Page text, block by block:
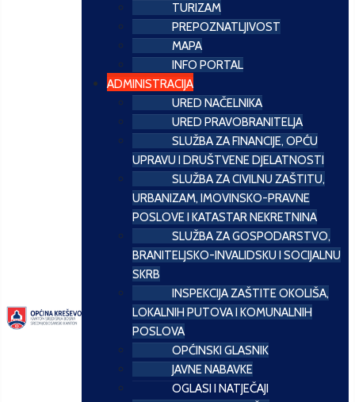
TURIZAM
PREPOZNATLJIVOST
MAPA
INFO PORTAL
ADMINISTRACIJA
URED NAČELNIKA
URED PRAVOBRANITELJA
SLUŽBA ZA FINANCIJE, OPĆU
UPRAVU I DRUŠTVENE DJELATNOSTI
SLUŽBA ZA CIVILNU ZAŠTITU,
URBANIZAM, IMOVINSKO-PRAVNE
POSLOVE I KATASTAR NEKRETNINA
SLUŽBA ZA GOSPODARSTVO,
BRANITELJSKO-INVALIDSKU I SOCIJALNU
SKRB
INSPEKCIJA ZAŠTITE OKOLIŠA,
LOKALNIH PUTOVA I KOMUNALNIH
POSLOVA
OPĆINSKI GLASNIK
JAVNE NABAVKE
OGLASI I NATJEČAJI